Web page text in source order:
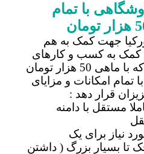
با تمام
جهت کمک به هم
به کسب و کارهای
اینترنتی تصمیم گرفته که با ماهی 50 هزار تومان
امکانات و مزایای
قرار دهد :
با دامنه
برای یک
بسیار بزرگ ( داشتن